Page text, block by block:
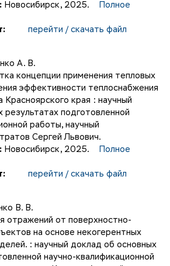
Новосибирск, 2025.
Полное
перейти / скачать файл
А. В.
концепции применения тепловых
эффективности теплоснабжения
Красноярского края : научный
результатах подготовленной
работы, научный
Сергей Львович.
Новосибирск, 2025.
Полное
перейти / скачать файл
В. В.
отражений от поверхностно-
на основе некогерентных
: научный доклад об основных
научно-квалификационной